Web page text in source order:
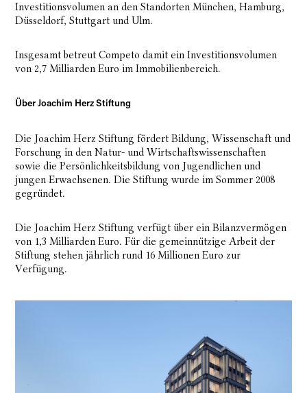
Investitionsvolumen an den Standorten München, Hamburg,
Düsseldorf, Stuttgart und Ulm.
Insgesamt betreut Competo damit ein Investitionsvolumen
von 2,7 Milliarden Euro im Immobilienbereich.
Über Joachim Herz Stiftung
Die Joachim Herz Stiftung fördert Bildung, Wissenschaft und
Forschung in den Natur- und Wirtschaftswissenschaften
sowie die Persönlichkeitsbildung von Jugendlichen und
jungen Erwachsenen. Die Stiftung wurde im Sommer 2008
gegründet.
Die Joachim Herz Stiftung verfügt über ein Bilanzvermögen
von 1,3 Milliarden Euro. Für die gemeinnützige Arbeit der
Stiftung stehen jährlich rund 16 Millionen Euro zur
Verfügung.